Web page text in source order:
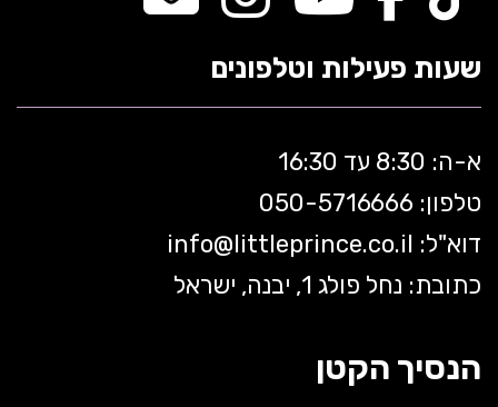
שעות פעילות וטלפונים
א-ה: 8:30 עד 16:30
טלפון: 050-5 716666
דוא"ל:
info@littleprince.co.il
כתובת: נחל פולג 1, יבנה, ישראל
הנסיך הקטן